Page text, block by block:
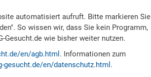
automatisiert aufruft. Bitte markieren Sie
So wissen wir, dass Sie kein Programm,
Gesucht.de wie bisher weiter nutzen.
en/agb.html . Informationen zum
gesucht.de/en/datenschutz.html .